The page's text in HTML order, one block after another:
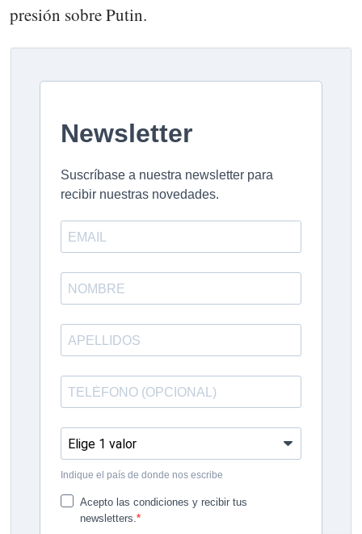
presión sobre Putin.